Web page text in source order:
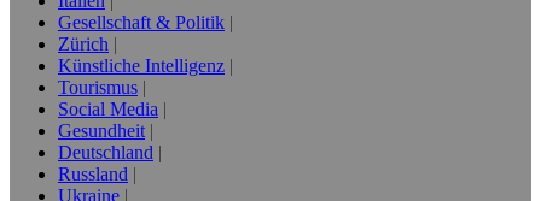
Gesellschaft & Politik
Zürich
Künstliche Intelligenz
Tourismus
Social Media
Gesundheit
Deutschland
Russland
Ukraine